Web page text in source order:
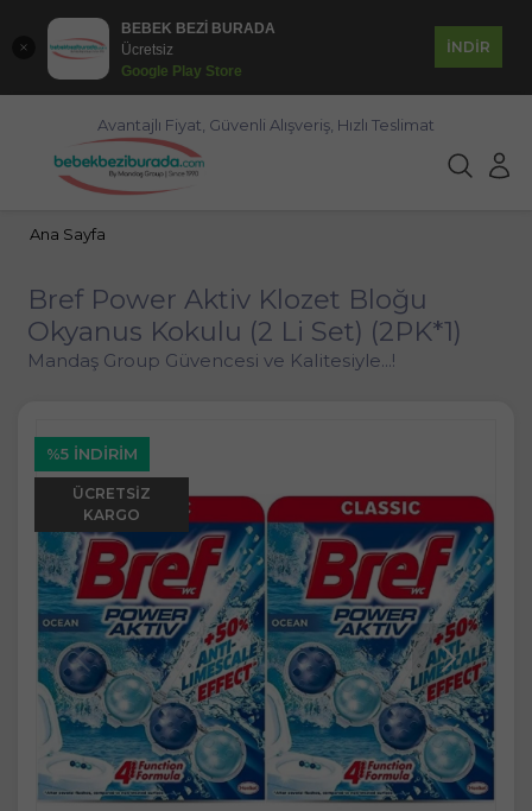
BEBEK BEZİ BURADA
Ücretsiz
Google Play Store
İNDİR
Avantajlı Fiyat, Güvenli Alışveriş, Hızlı Teslimat
Ana Sayfa
Bref Power Aktiv Klozet Bloğu
Okyanus Kokulu (2 Li Set) (2PK*1)
Mandaş Group Güvencesi ve Kalitesiyle...!
%5 İNDIRIM
ÜCRETSIZ
KARGO